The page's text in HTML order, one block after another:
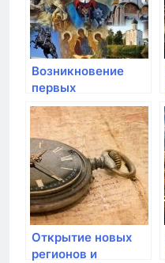
Возникновение
первых
национальных
государств
благодаря эпохе
открытий
Открытие новых
регионов и